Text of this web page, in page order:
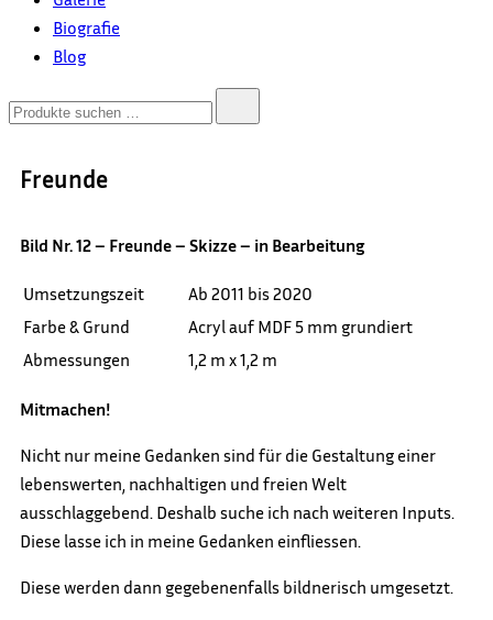
Biografie
Blog
Freunde
Bild Nr. 12 – Freunde – Skizze – in Bearbeitung
Umsetzungszeit
Ab 2011 bis 2020
Farbe & Grund
Acryl auf MDF 5 mm grundiert
Abmessungen
1,2 m x 1,2 m
Mitmachen!
Nicht nur meine Gedanken sind für die Gestaltung einer
lebenswerten, nachhaltigen und freien Welt
ausschlaggebend. Deshalb suche ich nach weiteren Inputs.
Diese lasse ich in meine Gedanken einfliessen.
Diese werden dann gegebenenfalls bildnerisch umgesetzt.